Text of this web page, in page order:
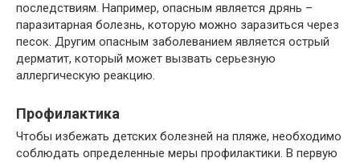
последствиям. Например, опасным является дрянь –
паразитарная болезнь, которую можно заразиться через
песок. Другим опасным заболеванием является острый
дерматит, который может вызвать серьезную
аллергическую реакцию.
Профилактика
Чтобы избежать детских болезней на пляже, необходимо
соблюдать определенные меры профилактики. В первую